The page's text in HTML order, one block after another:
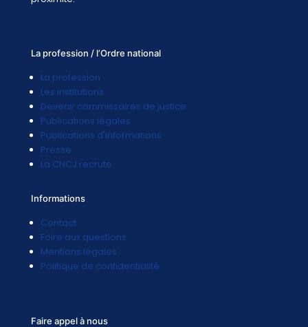
La profession / l’Ordre national
La profession
Les institutions
Devenir commissaires de justice
Publications légales
Publications d'informations
Presse
La CNCJ recrute
Informations
Contact
Foire aux questions
Mentions légales
Politique de confidentialité
Faire appel à nous